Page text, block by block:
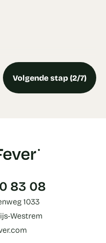
Volgende stap (2/7)
83 08
1033
Westrem